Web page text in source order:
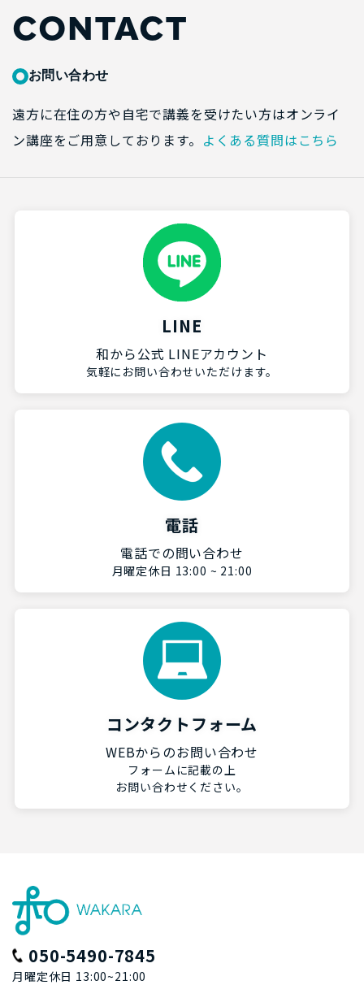
CONTACT
お問い合わせ
遠方に在住の方や自宅で講義を受けたい方はオンライ
ン講座をご用意しております。 よくある質問はこちら
LINE
和から公式 LINEアカウント
気軽にお問い合わせいただけます。
電話
電話での問い合わせ
月曜定休日 13:00 ~ 21:00
コンタクトフォーム
WEBからのお問い合わせ
フォームに記載の上
お問い合わせください。
050-5490-7845
月曜定休日 13:00~21:00